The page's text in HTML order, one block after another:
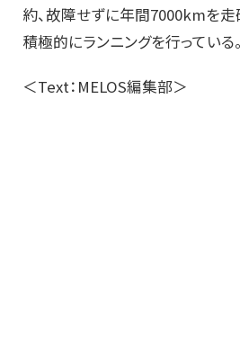
約、故障せずに年間7000kmを走
積極的にランニングを行っている。
＜Text：MELOS編集部＞